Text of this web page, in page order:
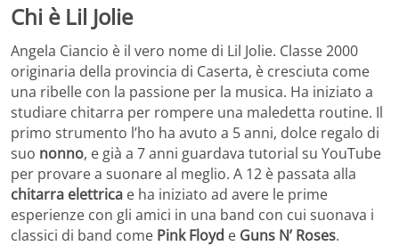
Chi è Lil Jolie
Angela Ciancio è il vero nome di Lil Jolie. Classe 2000
originaria della provincia di Caserta, è cresciuta come
una ribelle con la passione per la musica. Ha iniziato a
studiare chitarra per rompere una maledetta routine. Il
primo strumento l’ho ha avuto a 5 anni, dolce regalo di
suo nonno, e già a 7 anni guardava tutorial su YouTube
per provare a suonare al meglio. A 12 è passata alla
chitarra elettrica e ha iniziato ad avere le prime
esperienze con gli amici in una band con cui suonava i
classici di band come Pink Floyd e Guns N’ Roses.